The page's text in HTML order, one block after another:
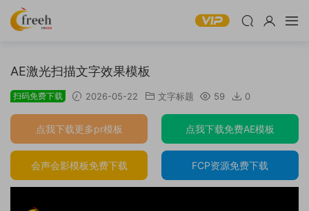
AE激光扫描文字效果模板
扫码免费下载 2026-05-22 文字标题 59 0
点我下载更多pr模板 点我下载免费AE模板
会声会影模板免费下载 FCP资源免费下载